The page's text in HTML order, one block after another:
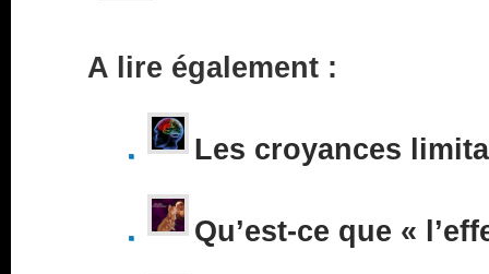
A lire également :
Les croyances
Qu’est-ce que «